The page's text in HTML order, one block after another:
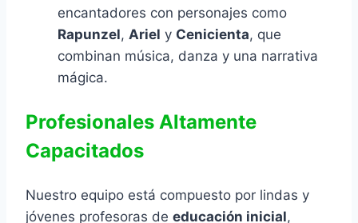
encantadores con personajes como
Rapunzel, Ariel y Cenicienta, que
combinan música, danza y una narrativa
mágica.
Profesionales Altamente
Capacitados
Nuestro equipo está compuesto por lindas y
jóvenes profesoras de educación inicial,